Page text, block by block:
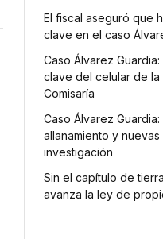
El fiscal aseguró que
clave en el caso
Caso Álvarez
clave del celular de la
Comisaría
Caso Álvarez
allanamiento y
investigación
Sin el capítulo de
avanza la ley de